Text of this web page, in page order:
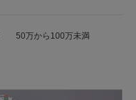
50万から100万未満